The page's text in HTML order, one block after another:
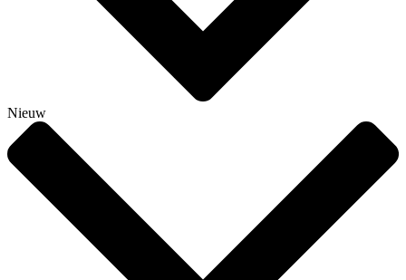
Nieuw